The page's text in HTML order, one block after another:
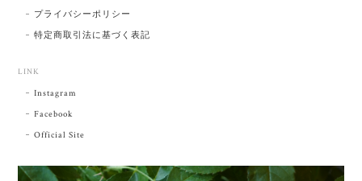
プライバシーポリシー
特定商取引法に基づく表記
LINK
Instagram
Facebook
Official Site